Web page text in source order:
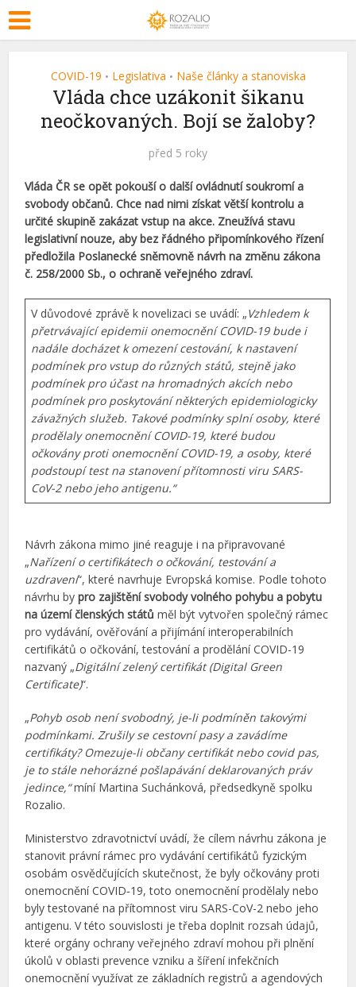
COVID-19 • Legislativa • Naše články a stanoviska
Vláda chce uzákonit šikanu
neočkovaných. Bojí se žaloby?
před 5 roky
Vláda ČR se opět pokouší o další ovládnutí soukromí a
svobody občanů. Chce nad nimi získat větší kontrolu a
určité skupině zakázat vstup na akce. Zneužívá stavu
legislativní nouze, aby bez řádného připomínkového řízení
předložila Poslanecké sněmovně návrh na změnu zákona
č. 258/2000 Sb., o ochraně veřejného zdraví.
V důvodové zprávě k novelizaci se uvádí: „Vzhledem k
přetrvávající epidemii onemocnění COVID-19 bude i
nadále docházet k omezení cestování, k nastavení
podmínek pro vstup do různých států, stejně jako
podmínek pro účast na hromadných akcích nebo
podmínek pro poskytování některých epidemiologicky
závažných služeb. Takové podmínky splní osoby, které
prodělaly onemocnění COVID-19, které budou
očkovány proti onemocnění COVID-19, a osoby, které
podstoupí test na stanovení přítomnosti viru SARS-
CoV-2 nebo jeho antigenu.“
Návrh zákona mimo jiné reaguje i na připravované
„Nařízení o certifikátech o očkování, testování a
uzdravení“, které navrhuje Evropská komise. Podle tohoto
návrhu bypro zajištění svobody volného pohybu a pobytu
na území členských státůměl být vytvořen společný rámec
pro vydávání, ověřování a přijímání interoperabilních
certifikátů o očkování, testování a prodělání COVID-19
nazvaný „Digitální zelený certifikát (Digital Green
Certificate)“.
„Pohyb osob není svobodný, je-li podmíněn takovými
podmínkami. Zrušily se cestovní pasy a zavádíme
certifikáty? Omezuje-li občany certifikát nebo covid pas,
je to stále nehorázné pošlapávání deklarovaných práv
jedince,“míní Martina Suchánková, předsedkyně spolku
Rozalio.
Ministerstvo zdravotnictví uvádí, že cílem návrhu zákona je
stanovit právní rámec pro vydávání certifikátů fyzickým
osobám osvědčujících skutečnost, že byly očkovány proti
onemocnění COVID‑19, toto onemocnění prodělaly nebo
byly testované na přítomnost viru SARS-CoV-2 nebo jeho
antigenu. V této souvislosti je třeba doplnit rozsah údajů,
které orgány ochrany veřejného zdraví mohou při plnění
úkolů v oblasti prevence vzniku a šíření infekčních
onemocnění využívat ze základních registrů a agendových